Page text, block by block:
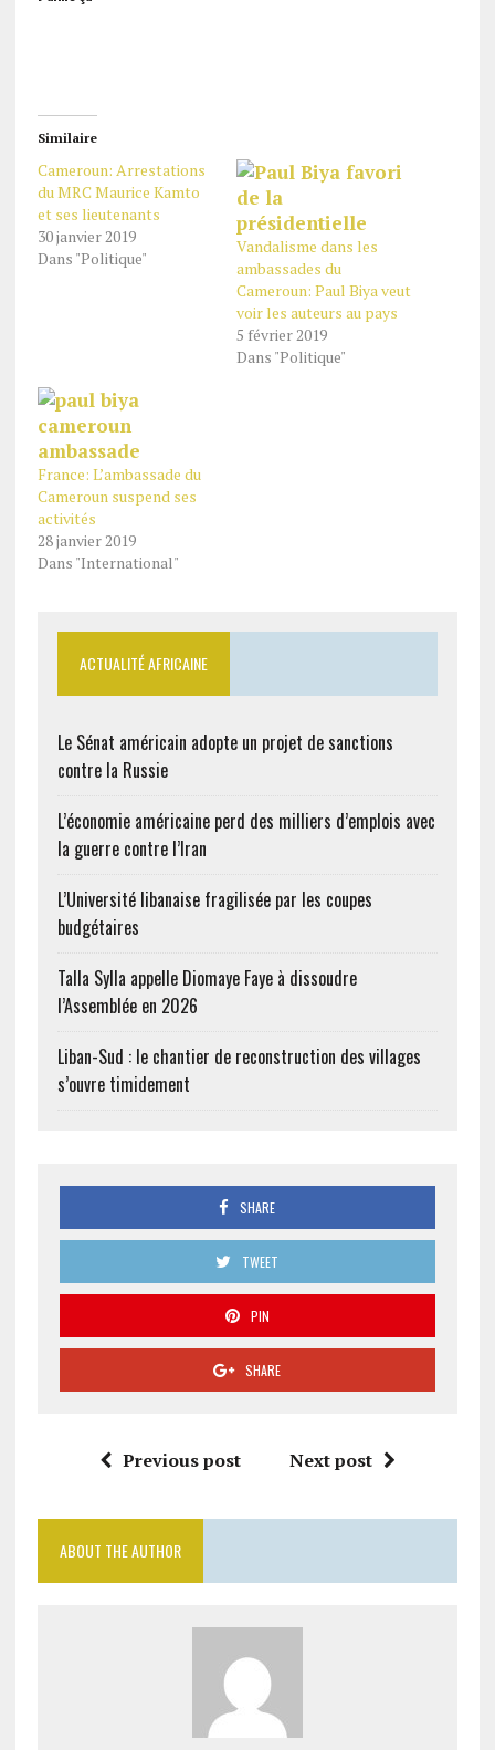
Similaire
Cameroun: Arrestations
du MRC Maurice Kamto
et ses lieutenants
30 janvier 2019
Dans "Politique"
Vandalisme dans les
ambassades du
Cameroun: Paul Biya veut
voir les auteurs au pays
5 février 2019
Dans "Politique"
France: L’ambassade du
Cameroun suspend ses
activités
28 janvier 2019
Dans "International"
ACTUALITÉ AFRICAINE
Le Sénat américain adopte un projet de sanctions
contre la Russie
L’économie américaine perd des milliers d’emplois avec
la guerre contre l’Iran
L’Université libanaise fragilisée par les coupes
budgétaires
Talla Sylla appelle Diomaye Faye à dissoudre
l’Assemblée en 2026
Liban-Sud : le chantier de reconstruction des villages
s’ouvre timidement
SHARE
TWEET
PIN
SHARE
Previous post Next post
ABOUT THE AUTHOR